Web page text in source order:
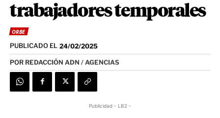
trabajadores temporales
ORBE
PUBLICADO EL 24/02/2025
POR REDACCIÓN ADN / AGENCIAS
Publicidad - LB2 -